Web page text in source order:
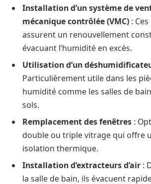
Installation d’un système de
mécanique contrôlée (VMC) :
assurent un renouvellement
évacuant l’humidité en excès.
Utilisation d’un
Particulièrement utile dans les
humidité comme les salles de
sols.
Remplacement des fenêtres :
double ou triple vitrage qui offre
isolation thermique.
Installation d’extracteurs d’air :
la salle de bain, ils évacuent